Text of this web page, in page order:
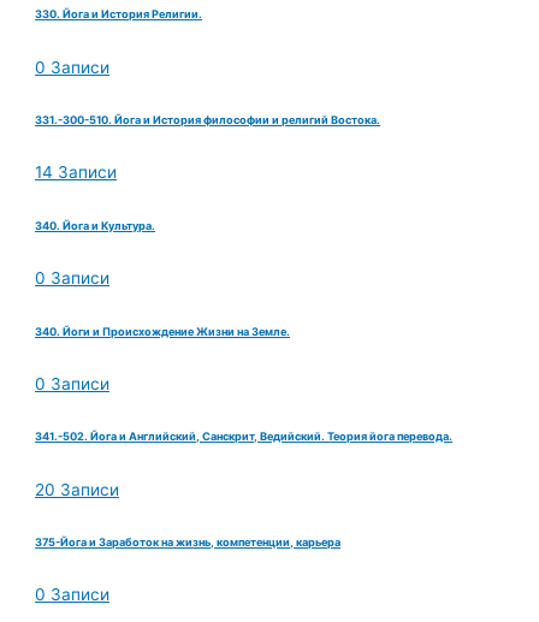
330. Йога и История Религии.
0 Записи
331.-300-510. Йога и История философии и религий Востока.
14 Записи
340. Йога и Культура.
0 Записи
340. Йоги и Происхождение Жизни на Земле.
0 Записи
341.-502. Йога и Английский, Санскрит, Ведийский. Теория йога перевода.
20 Записи
375-Йога и Заработок на жизнь, компетенции, карьера
0 Записи